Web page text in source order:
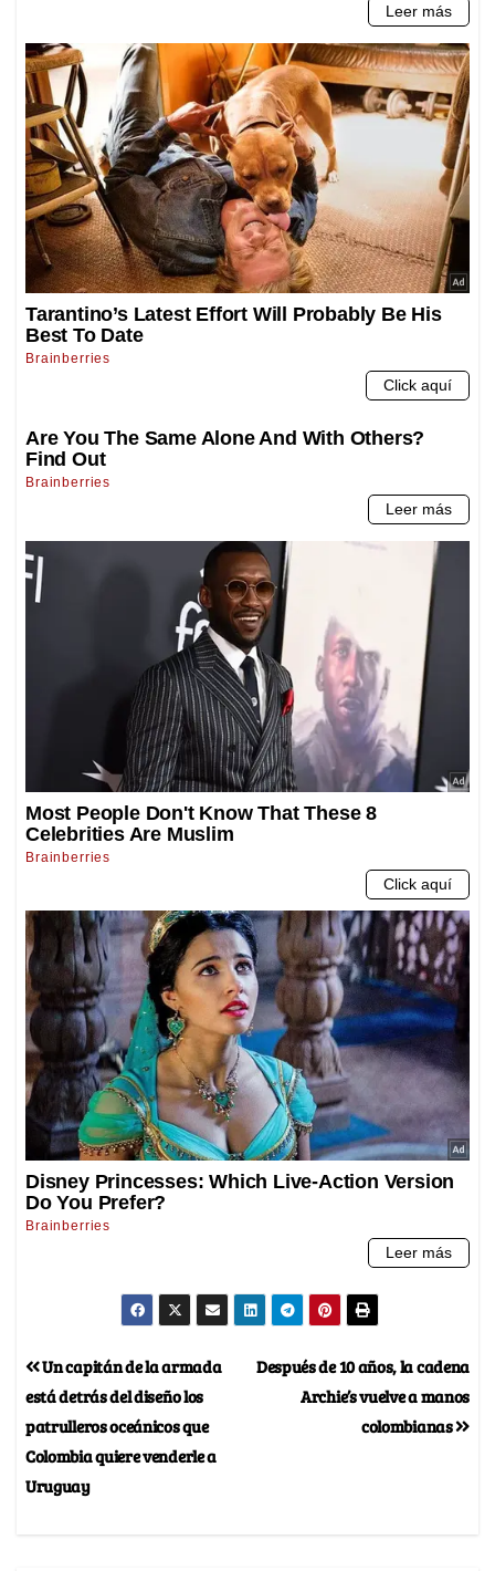
Después de 10 años, la cadena
Archie’s vuelve a manos
colombianas
Un capitán de la armada
está detrás del diseño los
patrulleros oceánicos que
Colombia quiere venderle a
Uruguay